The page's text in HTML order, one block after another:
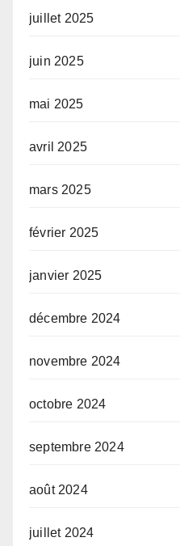
juillet 2025
juin 2025
mai 2025
avril 2025
mars 2025
février 2025
janvier 2025
décembre 2024
novembre 2024
octobre 2024
septembre 2024
août 2024
juillet 2024